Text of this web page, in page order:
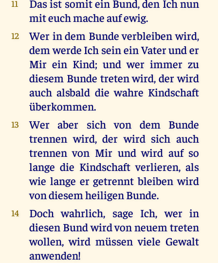
11
Das ist somit ein Bund, den Ich nun
mit euch mache auf ewig.
12
Wer in dem Bunde verbleiben wird,
dem werde Ich sein ein Vater und er
Mir ein Kind; und wer immer zu
diesem Bunde treten wird, der wird
auch alsbald die wahre Kindschaft
überkommen.
13
Wer aber sich von dem Bunde
trennen wird, der wird sich auch
trennen von Mir und wird auf so
lange die Kindschaft verlieren, als
wie lange er getrennt bleiben wird
von diesem heiligen Bunde.
14
Doch wahrlich, sage Ich, wer in
diesen Bund wird von neuem treten
wollen, wird müssen viele Gewalt
anwenden!